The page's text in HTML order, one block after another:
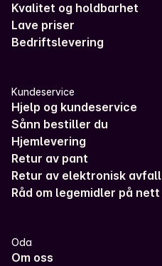
Kvalitet og holdbarhet
Lave priser
Bedriftslevering
Kundeservice
Hjelp og kundeservice
Sånn bestiller du
Hjemlevering
Retur av pant
Retur av elektronisk avfall
Råd om legemidler på nett
Oda
Om oss